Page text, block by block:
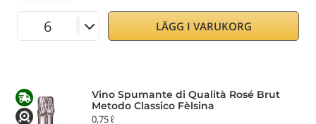
LÄGG I VARUKORG
Vino Spumante di Qualità Rosé Brut
Metodo Classico Fèlsina
0,75 ℓ